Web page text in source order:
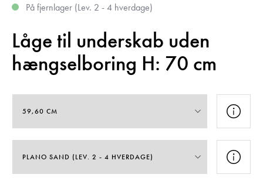
På fjernlager (Lev. 2 - 4 hverdage)
Låge til underskab uden
hængselboring H: 70 cm